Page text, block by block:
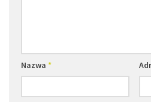
Nazwa *